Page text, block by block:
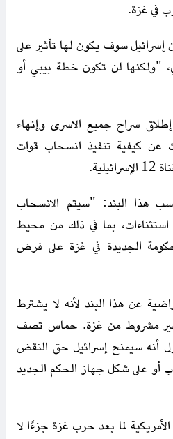
في غزة.
إسرائيل سوف يكون لها تأثير على
"ولكنها لن تكون خطة بيبي أو
إطلاق سراح جميع الاسرى وإنهاء
عن كيفية تنفيذ انسحاب قوات
هذا البند: "سيتم الانسحاب
استثناءات، بما في ذلك من محيط
الجديدة في غزة على فرض
عن هذا البند لأنه لا يشترط
وغير مشروط من غزة. حماس تصف
أنه سيمنح إسرائيل حق النقض
أو على شكل جهاز الحكم الجديد
لما بعد حرب غزة جزءًا لا